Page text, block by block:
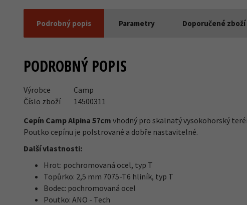
Podrobný popis Parametry Doporučené zboží
PODROBNÝ POPIS
Výrobce
Camp
Číslo zboží
14500311
Cepín Camp Alpina 57cm vhodný pro skalnatý vysokohorský
Poutko cepínu je polstrované a dobře nastavitelné.
Další vlastnosti:
Hrot: pochromovaná ocel, typ T
Topůrko: 2,5 mm 7075-T6 hliník, typ T
Bodec: pochromovaná ocel
Poutko: ANO - Tech